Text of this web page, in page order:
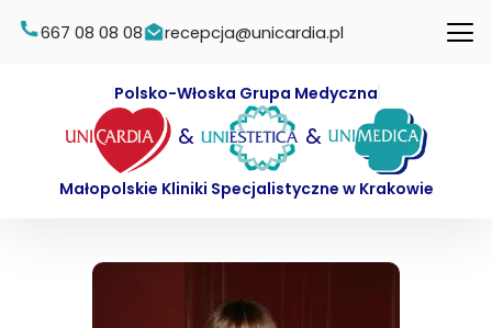
667 08 08 08 recepcja@unicardia.pl
Polsko-Włoska Grupa Medyczna
& &
Małopolskie Kliniki Specjalistyczne w Krakowie